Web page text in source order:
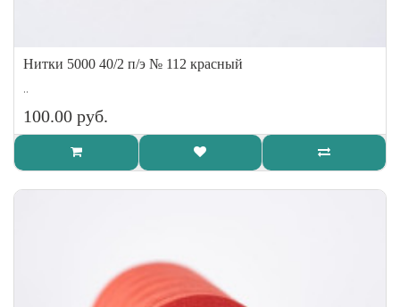
Нитки 5000 40/2 п/э № 112 красный
..
100.00 руб.